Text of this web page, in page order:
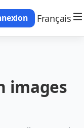
Français
images